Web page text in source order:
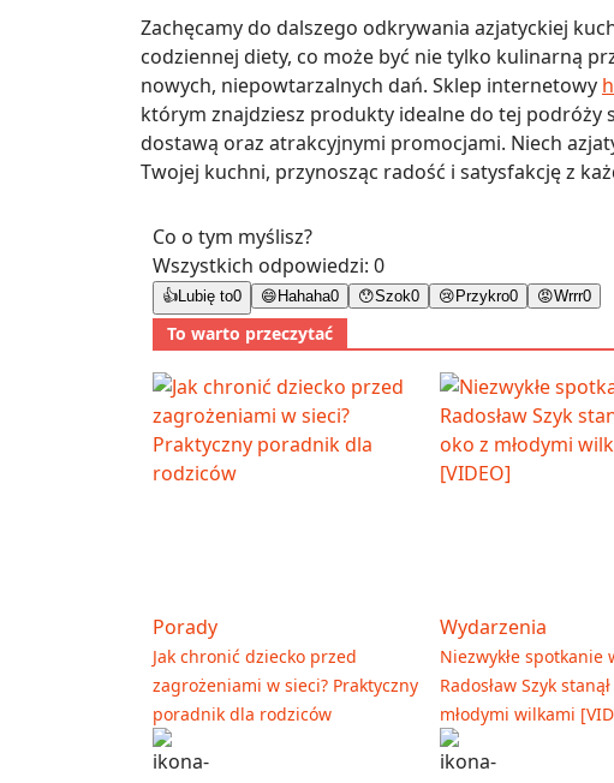
Zachęcamy do dalszego odkrywania azjatyckiej
codziennej diety, co może być nie tylko kulinarną
nowych, niepowtarzalnych dań. Sklep internetowy
którym znajdziesz produkty idealne do tej podróży
dostawą oraz atrakcyjnymi promocjami. Niech
Twojej kuchni, przynosząc radość i satysfakcję z
Co o tym myślisz?
Wszystkich odpowiedzi: 0
👍Lubię to0 😄 Hahaha0 😯Szok0 😢 Przykro0 😡Wrrr0
To warto przeczytać
Porady
Jak chronić dziecko przed
zagrożeniami w sieci? Praktyczny
poradnik dla rodziców
Wydarzenia
Niezwykłe spotkanie
Radosław Szyk
młodymi wilkami